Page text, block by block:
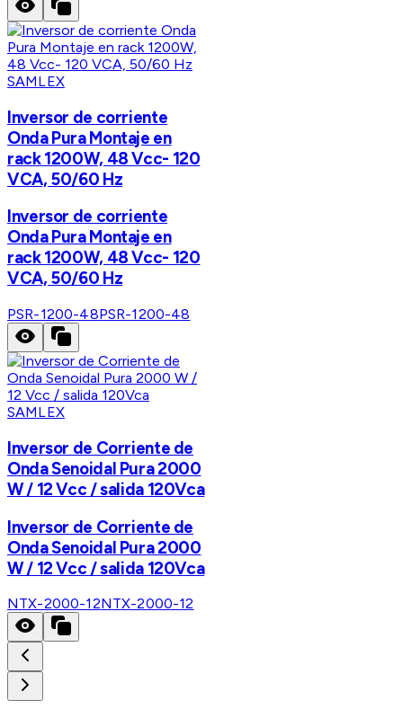
SAMLEX
Inversor de corriente
Onda Pura Montaje en
rack 1200W, 48 Vcc- 120
VCA, 50/60 Hz
Inversor de corriente
Onda Pura Montaje en
rack 1200W, 48 Vcc- 120
VCA, 50/60 Hz
PSR-1200-48PSR-1200-48
SAMLEX
Inversor de Corriente de
Onda Senoidal Pura 2000
W / 12 Vcc / salida 120Vca
Inversor de Corriente de
Onda Senoidal Pura 2000
W / 12 Vcc / salida 120Vca
NTX-2000-12NTX-2000-12